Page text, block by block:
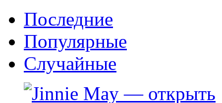
Последние
Популярные
Случайные